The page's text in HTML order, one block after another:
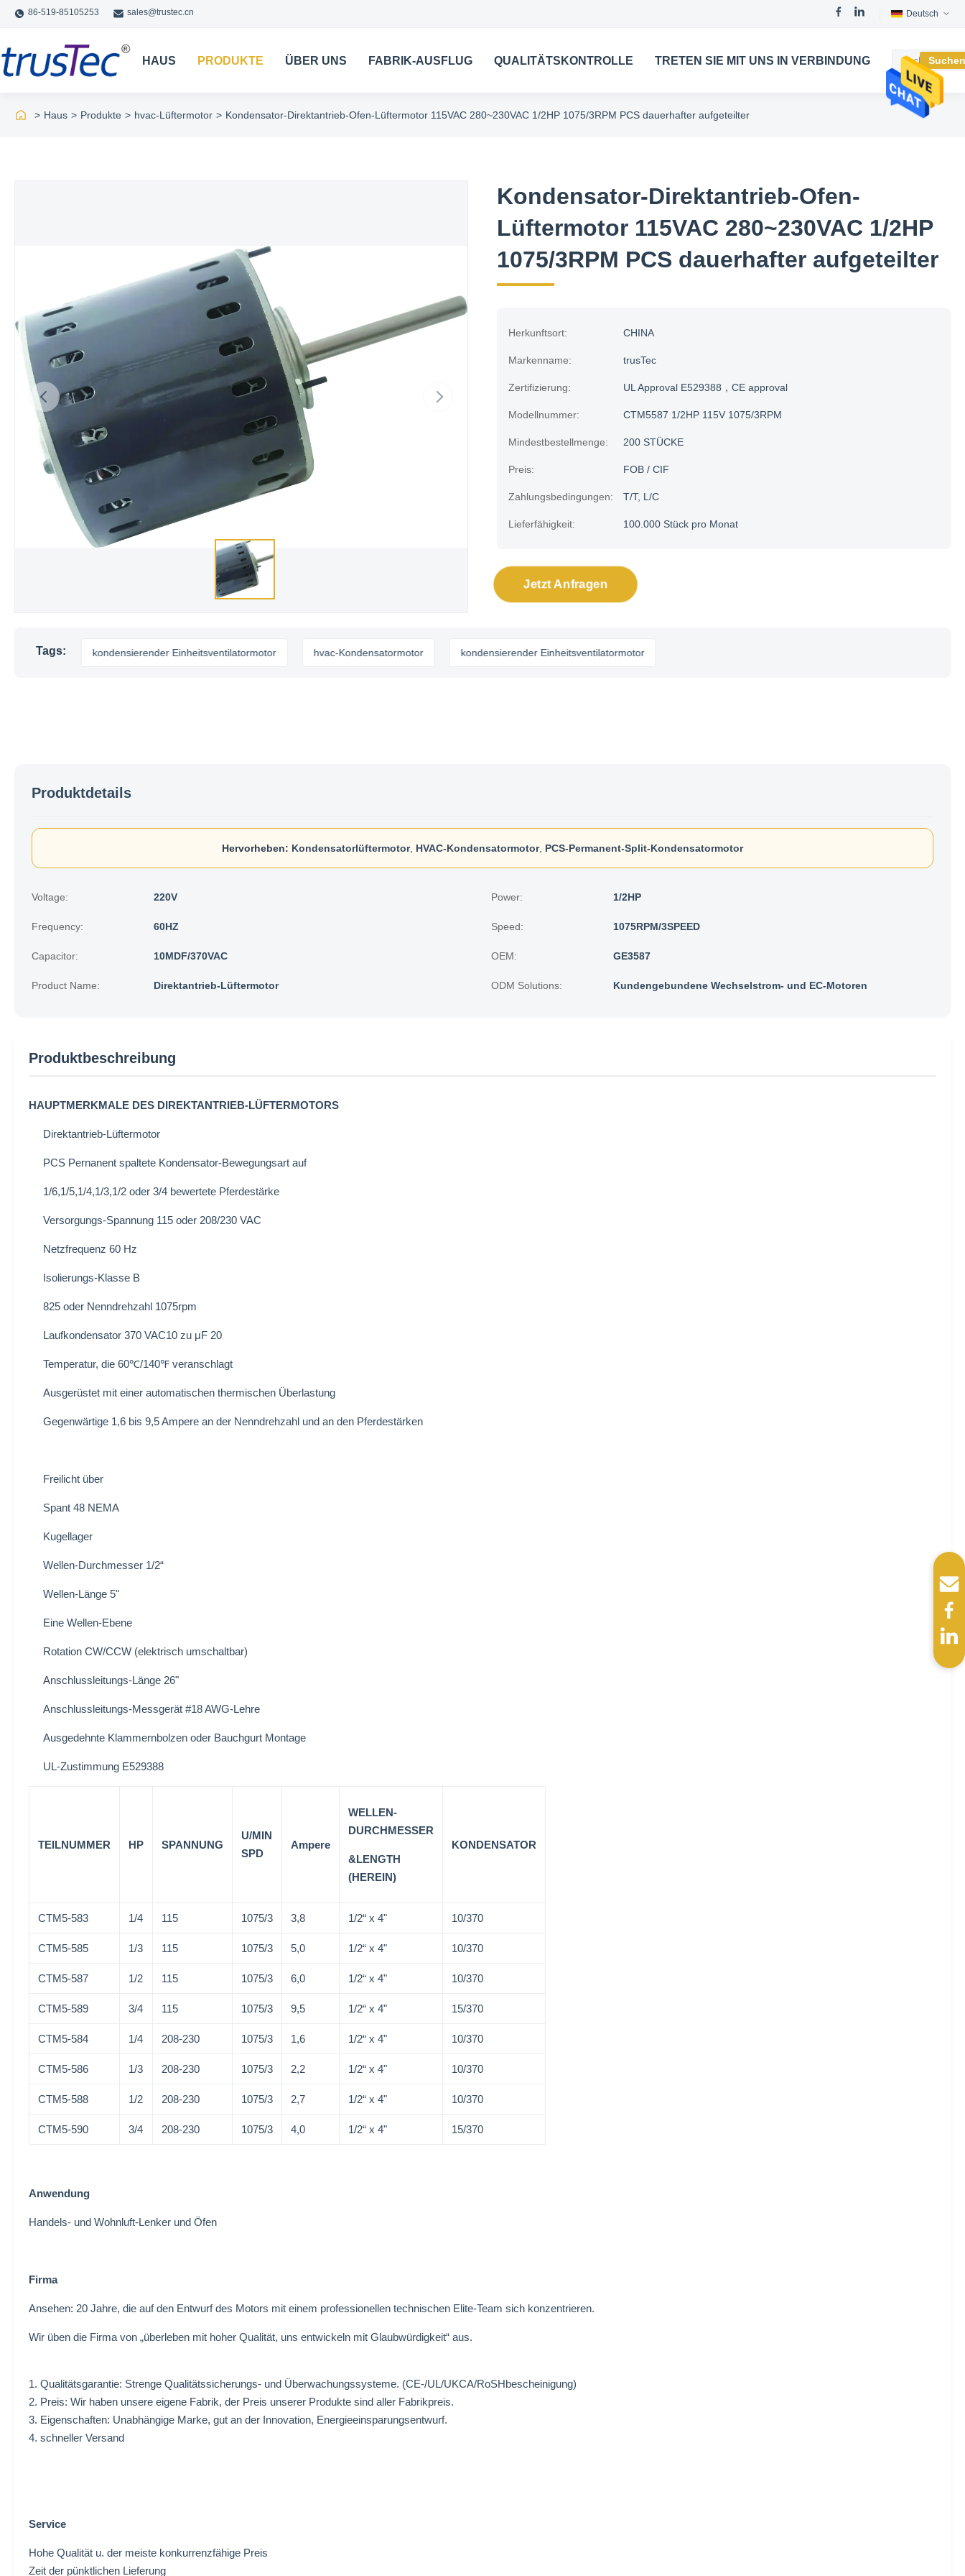
86-519-85105253 sales@trustec.cn Deutsch
HAUS PRODUKTE ÜBER UNS FABRIK-AUSFLUG QUALITÄTSKONTROLLE TRETEN SIE MIT UNS IN VERBINDUNG
> Haus > Produkte > hvac-Lüftermotor > Kondensator-Direktantrieb-Ofen-Lüftermotor 115VAC 280~230VAC 1/2HP 1075/3RPM PCS dauerhafter aufgeteilter
Kondensator-Direktantrieb-Ofen-
Lüftermotor 115VAC 280~230VAC 1/2HP
1075/3RPM PCS dauerhafter aufgeteilter
Herkunftsort: CHINA
Markenname: trusTec
Zertifizierung: UL Approval E529388，CE approval
Modellnummer: CTM5587 1/2HP 115V 1075/3RPM
Mindestbestellmenge: 200 STÜCKE
Preis: FOB / CIF
Zahlungsbedingungen: T/T, L/C
Lieferfähigkeit: 100.000 Stück pro Monat
Jetzt Anfragen
Tags:kondensierender Einheitsventilatormotor hvac-Kondensatormotor kondensierender Einheitsventilatormotor
Produktdetails
Hervorheben: Kondensatorlüftermotor, HVAC-Kondensatormotor, PCS-Permanent-Split-Kondensatormotor
Voltage: 220V Power: 1/2HP
Frequency: 60HZ Speed: 1075RPM/3SPEED
Capacitor: 10MDF/370VAC OEM: GE3587
Product Name: Direktantrieb-Lüftermotor ODM Solutions: Kundengebundene Wechselstrom- und EC-Motoren
Produktbeschreibung
HAUPTMERKMALE DES DIREKTANTRIEB-LÜFTERMOTORS
Direktantrieb-Lüftermotor
PCS Pernanent spaltete Kondensator-Bewegungsart auf
1/6,1/5,1/4,1/3,1/2 oder 3/4 bewertete Pferdestärke
Versorgungs-Spannung 115 oder 208/230 VAC
Netzfrequenz 60 Hz
Isolierungs-Klasse B
825 oder Nenndrehzahl 1075rpm
Laufkondensator 370 VAC10 zu μF 20
Temperatur, die 60℃/140℉ veranschlagt
Ausgerüstet mit einer automatischen thermischen Überlastung
Gegenwärtige 1,6 bis 9,5 Ampere an der Nenndrehzahl und an den Pferdestärken
Freilicht über
Spant 48 NEMA
Kugellager
Wellen-Durchmesser 1/2“
Wellen-Länge 5"
Eine Wellen-Ebene
Rotation CW/CCW (elektrisch umschaltbar)
Anschlussleitungs-Länge 26"
Anschlussleitungs-Messgerät #18 AWG-Lehre
Ausgedehnte Klammernbolzen oder Bauchgurt Montage
UL-Zustimmung E529388
TEILNUMMER HP SPANNUNG
U/MIN
SPD
Ampere
WELLEN-
DURCHMESSER
&LENGTH
(HEREIN)
KONDENSATOR
CTM5-583 1/4 115 1075/3 3,8 1/2“ x 4" 10/370
CTM5-585 1/3 115 1075/3 5,0 1/2“ x 4" 10/370
CTM5-587 1/2 115 1075/3 6,0 1/2“ x 4" 10/370
CTM5-589 3/4 115 1075/3 9,5 1/2“ x 4" 15/370
CTM5-584 1/4 208-230 1075/3 1,6 1/2“ x 4" 10/370
CTM5-586 1/3 208-230 1075/3 2,2 1/2“ x 4" 10/370
CTM5-588 1/2 208-230 1075/3 2,7 1/2“ x 4" 10/370
CTM5-590 3/4 208-230 1075/3 4,0 1/2“ x 4" 15/370
Anwendung
Handels- und Wohnluft-Lenker und Öfen
Firma
Ansehen: 20 Jahre, die auf den Entwurf des Motors mit einem professionellen technischen Elite-Team sich konzentrieren.
Wir üben die Firma von „überleben mit hoher Qualität, uns entwickeln mit Glaubwürdigkeit“ aus.
1. Qualitätsgarantie: Strenge Qualitätssicherungs- und Überwachungssysteme. (CE-/UL/UKCA/RoSHbescheinigung)
2. Preis: Wir haben unsere eigene Fabrik, der Preis unserer Produkte sind aller Fabrikpreis.
3. Eigenschaften: Unabhängige Marke, gut an der Innovation, Energieeinsparungsentwurf.
4. schneller Versand
Service
Hohe Qualität u. der meiste konkurrenzfähige Preis
Zeit der pünktlichen Lieferung